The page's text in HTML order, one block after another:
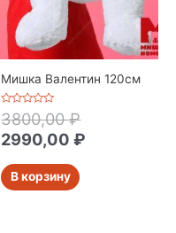
Мишка Валентин 120см
Оценка
0
из
5
3800,00₽
2990,00₽
В корзину